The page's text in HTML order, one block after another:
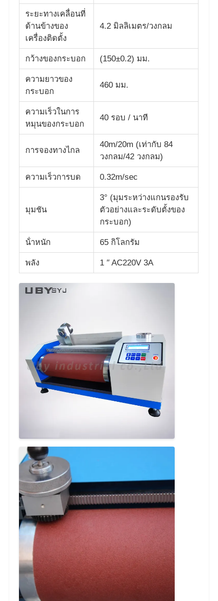
ทัวร์โรงงาน
ควบคุมคุณภาพ
ติดต่อเรา
ขออ้าง
อุปกรณ์ทดสอบในห้องปฏิบัติการ
ห้องทดสอบสิ่งแวดล้อม
เครื่องทดสอบสากล
เครื่องทดสอบแรงกระแทก
เครื่องทดสอบการบด
อุปกรณ์ทดสอบรองเท้า
อุปกรณ์ทดสอบวัสดุก่อสร้าง
อุปกรณ์ทดสอบบรรจุภัณฑ์
เครื่องทดสอบผ้า
เครื่องควบคุมอุณหภูมิและความชื้น
เครื่องทดสอบความแข็ง
ระยะทางเคลื่อนที่
ด้านข้างของ
เครื่องติดตั้ง
4.2 มิลลิเมตร/วงกลม
กว้างของกระบอก (150±0.2) มม.
ความยาวของ
กระบอก
460 มม.
ความเร็วในการ
หมุนของกระบอก
40 รอบ / นาที
การจองทางไกล
40m/20m (เท่ากับ 84
วงกลม/42 วงกลม)
ความเร็วการบด 0.32m/sec
มุมชัน
3° (มุมระหว่างแกนรองรับ
ตัวอย่างและระดับตั้งของ
กระบอก)
น้ําหนัก 65 กิโลกรัม
พลัง 1 ′′ AC220V 3A